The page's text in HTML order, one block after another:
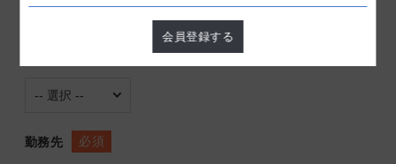
勤務先 必須
会員登録する